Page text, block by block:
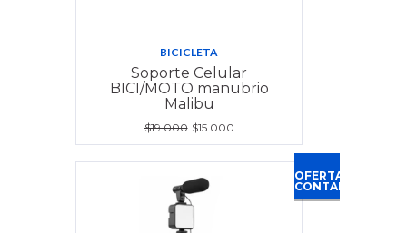
BICICLETA
Soporte Celular
BICI/MOTO manubrio
Malibu
$19.000 $15.000
OFERTA
CONTADO